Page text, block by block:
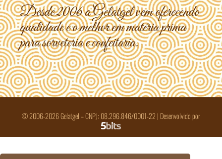
Desde 2006aGelatgelvem oferecendo
qualidade e o melhor em matéria prima
para sorveteria e confeitaria.
©2006-2026Gelatgel – CNPJ: 08.296.846/0001-22 | Desenvolvido por